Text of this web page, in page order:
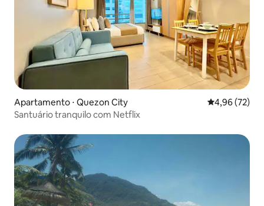
Apartamento ⋅ Quezon City 4,96 de uma
4,96 (72)
Santuário tranquilo com Netflix